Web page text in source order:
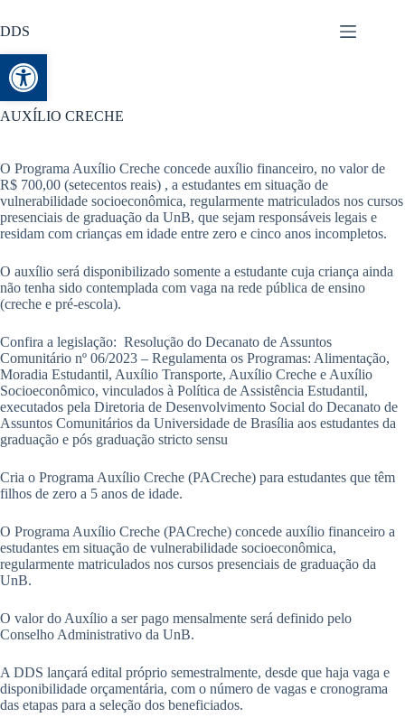
Abrir a barra de ferramentas
DDS
AUXÍLIO CRECHE
O Programa Auxílio Creche concede auxílio financeiro, no valor de
R$ 700,00 (setecentos reais) , a estudantes em situação de
vulnerabilidade socioeconômica, regularmente matriculados nos cursos
presenciais de graduação da UnB, que sejam responsáveis legais e
residam com crianças em idade entre zero e cinco anos incompletos.
O auxílio será disponibilizado somente a estudante cuja criança ainda
não tenha sido contemplada com vaga na rede pública de ensino
(creche e pré-escola).
Confira a legislação: Resolução do Decanato de Assuntos
Comunitário nº 06/2023 – Regulamenta os Programas: Alimentação,
Moradia Estudantil, Auxílio Transporte, Auxílio Creche e Auxílio
Socioeconômico, vinculados à Política de Assistência Estudantil,
executados pela Diretoria de Desenvolvimento Social do Decanato de
Assuntos Comunitários da Universidade de Brasília aos estudantes da
graduação e pós graduação stricto sensu
Cria o Programa Auxílio Creche (PACreche) para estudantes que têm
filhos de zero a 5 anos de idade.
O Programa Auxílio Creche (PACreche) concede auxílio financeiro a
estudantes em situação de vulnerabilidade socioeconômica,
regularmente matriculados nos cursos presenciais de graduação da
UnB.
O valor do Auxílio a ser pago mensalmente será definido pelo
Conselho Administrativo da UnB.
A DDS lançará edital próprio semestralmente, desde que haja vaga e
disponibilidade orçamentária, com o número de vagas e cronograma
das etapas para a seleção dos beneficiados.